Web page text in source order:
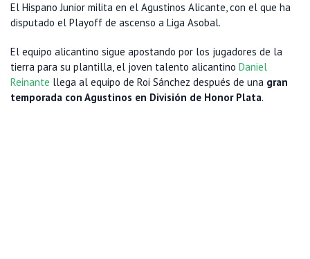
El Hispano Junior milita en el Agustinos Alicante, con el que ha
disputado el Playoff de ascenso a Liga Asobal.
El equipo alicantino sigue apostando por los jugadores de la
tierra para su plantilla, el joven talento alicantino Daniel
Reinante llega al equipo de Roi Sánchez después de una gran
temporada con Agustinos en División de Honor Plata.